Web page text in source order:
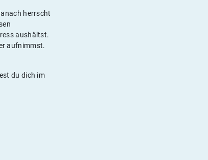
herrscht
aushältst.
aufnimmst.
du dich im